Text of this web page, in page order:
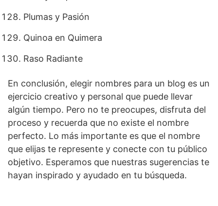
Plumas y Pasión
Quinoa en Quimera
Raso Radiante
En conclusión, elegir nombres para un blog es un
ejercicio creativo y personal que puede llevar
algún tiempo. Pero no te preocupes, disfruta del
proceso y recuerda que no existe el nombre
perfecto. Lo más importante es que el nombre
que elijas te represente y conecte con tu público
objetivo. Esperamos que nuestras sugerencias te
hayan inspirado y ayudado en tu búsqueda.